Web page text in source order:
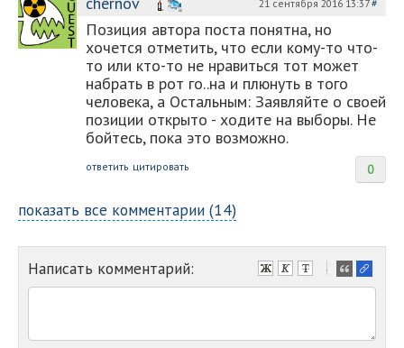
21 сентября 2016 13:37#
Позиция автора поста понятна, но
хочется отметить, что если кому-то что-
то или кто-то не нравиться тот может
набрать в рот го..на и плюнуть в того
человека, а Остальным: Заявляйте о своей
позиции открыто - ходите на выборы. Не
бойтесь, пока это возможно.
0
ответить цитировать
показать все комментарии (14)
Написать комментарий:
-
-
-